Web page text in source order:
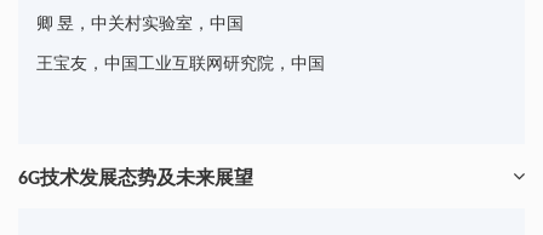
卿 昱，中关村实验室 ，中国
王宝友，中国工业互联网研究院 ，中国
6G技术发展态势及未来展望